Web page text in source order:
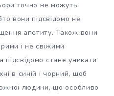
точно не можуть
вони підсвідомо не
апетиту. Також вони
і не свіжими
стане уникати
в синій і чорний, щоб
людини, що особливо